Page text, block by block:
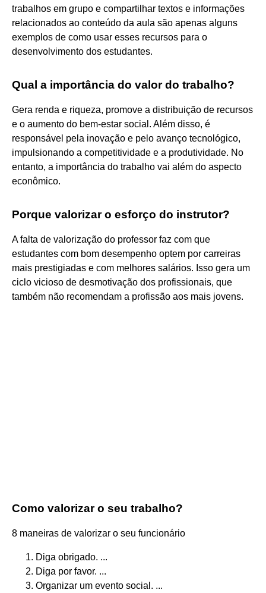
trabalhos em grupo e compartilhar textos e informações
relacionados ao conteúdo da aula são apenas alguns
exemplos de como usar esses recursos para o
desenvolvimento dos estudantes.
Qual a importância do valor do trabalho?
Gera renda e riqueza, promove a distribuição de recursos
e o aumento do bem-estar social. Além disso, é
responsável pela inovação e pelo avanço tecnológico,
impulsionando a competitividade e a produtividade. No
entanto, a importância do trabalho vai além do aspecto
econômico.
Porque valorizar o esforço do instrutor?
A falta de valorização do professor faz com que
estudantes com bom desempenho optem por carreiras
mais prestigiadas e com melhores salários. Isso gera um
ciclo vicioso de desmotivação dos profissionais, que
também não recomendam a profissão aos mais jovens.
Como valorizar o seu trabalho?
8 maneiras de valorizar o seu funcionário
Diga obrigado. ...
Diga por favor. ...
Organizar um evento social. ...